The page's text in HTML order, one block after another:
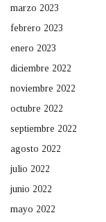
marzo 2023
febrero 2023
enero 2023
diciembre 2022
noviembre 2022
octubre 2022
septiembre 2022
agosto 2022
julio 2022
junio 2022
mayo 2022